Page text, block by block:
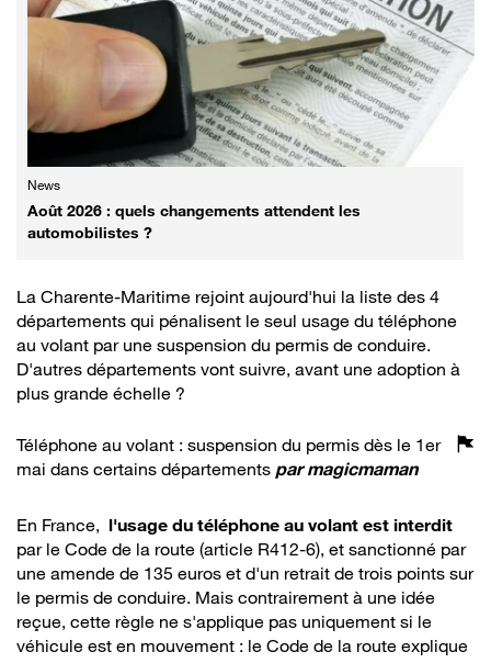
News
Août 2026 : quels changements attendent les
automobilistes ?
La Charente-Maritime rejoint aujourd'hui la liste des 4
départements qui pénalisent le seul usage du téléphone
au volant par une suspension du permis de conduire.
D'autres départements vont suivre, avant une adoption à
plus grande échelle ?
Téléphone au volant : suspension du permis dès le 1er
mai dans certains départements parmagicmaman
En France, l'usage du téléphone au volant est interdit
par le Code de la route (article R412-6), et sanctionné par
une amende de 135 euros et d'un retrait de trois points sur
le permis de conduire. Mais contrairement à une idée
reçue, cette règle ne s'applique pas uniquement si le
véhicule est en mouvement : le Code de la route explique